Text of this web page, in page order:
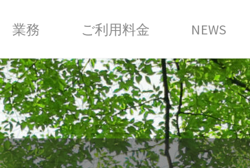
業務 ご利用料金 NEWS